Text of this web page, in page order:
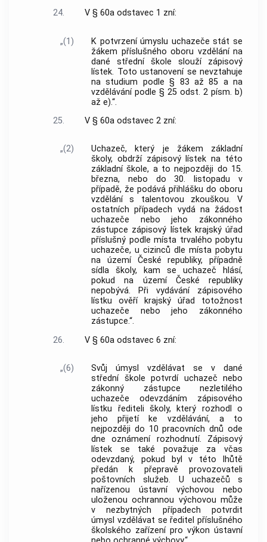
24.
V § 60a odstavec 1 zní:
„(1)
K potvrzení úmyslu uchazeče stát se
žákem příslušného oboru vzdělání na
dané střední škole slouží zápisový
lístek. Toto ustanovení se nevztahuje
na studium podle § 83 až 85 a na
vzdělávání podle § 25 odst. 2 písm. b)
až e).“.
25.
V § 60a odstavec 2 zní:
„(2)
Uchazeč, který je žákem základní
školy, obdrží zápisový lístek na této
základní škole, a to nejpozději do 15.
března, nebo do 30. listopadu v
případě, že podává přihlášku do oboru
vzdělání s talentovou zkouškou. V
ostatních případech vydá na žádost
uchazeče nebo jeho zákonného
zástupce zápisový lístek krajský úřad
příslušný podle místa trvalého pobytu
uchazeče, u cizinců dle místa pobytu
na území České republiky, případně
sídla školy, kam se uchazeč hlásí,
pokud na území České republiky
nepobývá. Při vydávání zápisového
lístku ověří krajský úřad totožnost
uchazeče nebo jeho zákonného
zástupce.“.
26.
V § 60a odstavec 6 zní:
„(6)
Svůj úmysl vzdělávat se v dané
střední škole potvrdí uchazeč nebo
zákonný zástupce nezletilého
uchazeče odevzdáním zápisového
lístku řediteli školy, který rozhodl o
jeho přijetí ke vzdělávání, a to
nejpozději do 10 pracovních dnů ode
dne oznámení rozhodnutí. Zápisový
lístek se také považuje za včas
odevzdaný, pokud byl v této lhůtě
předán k přepravě provozovateli
poštovních služeb. U uchazečů s
nařízenou ústavní výchovou nebo
uloženou ochrannou výchovou může
v nezbytných případech potvrdit
úmysl vzdělávat se ředitel příslušného
školského zařízení pro výkon ústavní